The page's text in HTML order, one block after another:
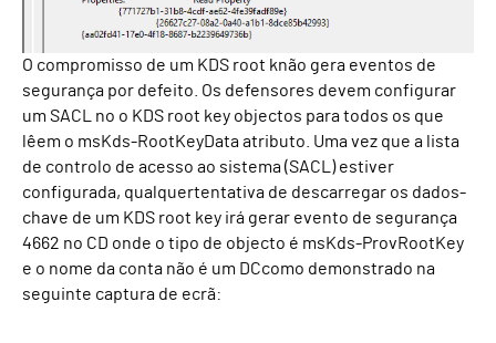
O compromisso de um KDS root knão gera eventos de
segurança por defeito. Os defensores devem configurar
um SACL
no o KDS root key objectos paratodos os que
lêem o msKds-RootKeyDataatributo . Uma vez que a lista
de controlo de acesso ao sistema (SACL )estiver
configurada, qualquertentativa de descarregar os dados-
chave de um KDS root key irá gerar evento de segurança
4662 no CD onde o tipo de objecto é msKds-ProvRootKey
e o nome da conta não é um DCcomo demonstrado na
seguinte captura de ecrã: